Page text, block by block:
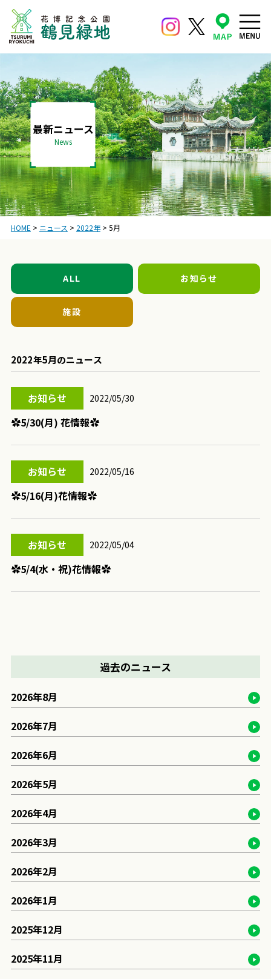
最新ニュース
News
HOME > ニュース > 2022年> 5月
ALL お知らせ
施設
2022年5月のニュース
お知らせ 2022/05/30
✿5/30(月) 花情報✿
お知らせ 2022/05/16
✿5/16(月)花情報✿
お知らせ 2022/05/04
✿5/4(水・祝)花情報✿
過去のニュース
2026年8月
2026年7月
2026年6月
2026年5月
2026年4月
2026年3月
2026年2月
2026年1月
2025年12月
2025年11月